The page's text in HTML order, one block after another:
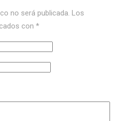
no será publicada. Los
con *